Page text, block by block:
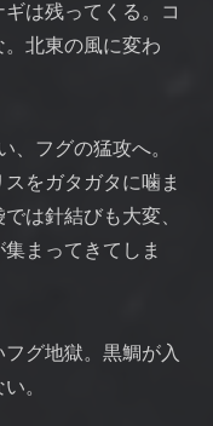
は残ってくる。コ
北東の風に変わ
、フグの猛攻へ。
をガタガタに噛ま
は針結びも大変、
まってきてしま
グ地獄。黒鯛が入
。